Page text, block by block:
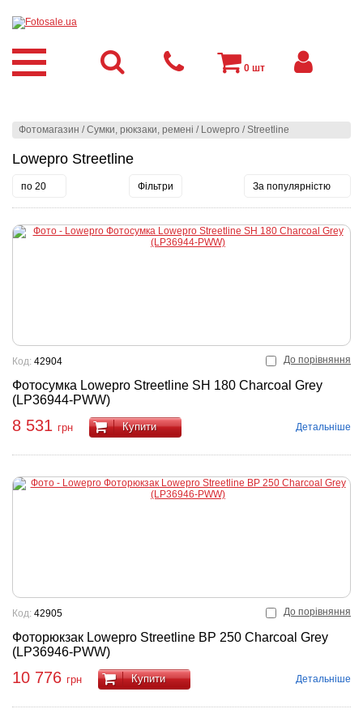
Фотомагазин /Сумки, рюкзаки, ремені / Lowepro /Streetline
Lowepro Streetline
по 20 Фільтри За популярністю
До порівняння
Фотосумка Lowepro Streetline SH 180 Charcoal Grey
(LP36944-PWW)
Код: 42904
8 531 грн Купити Детальніше
До порівняння
Фоторюкзак Lowepro Streetline BP 250 Charcoal Grey
(LP36946-PWW)
Код: 42905
10 776 грн Купити Детальніше
0 шт